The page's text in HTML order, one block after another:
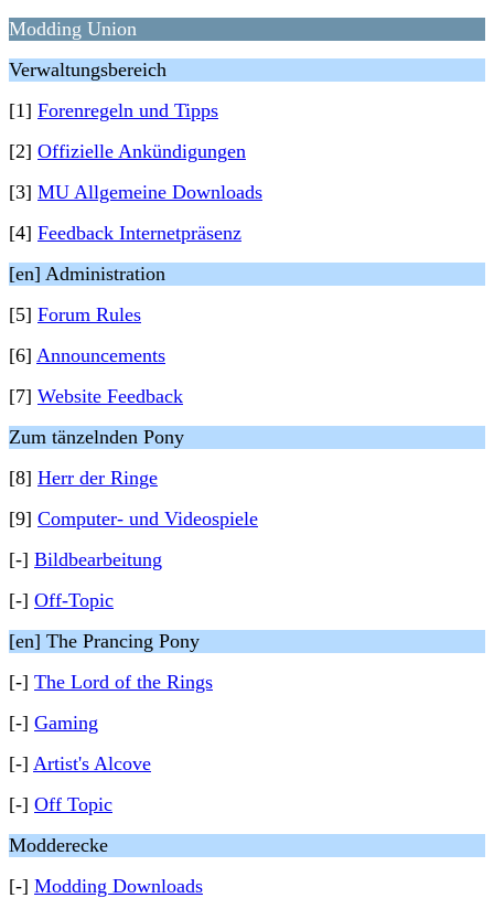
Modding Union
Verwaltungsbereich
[1] Forenregeln und Tipps
[2] Offizielle Ankündigungen
[3] MU Allgemeine Downloads
[4] Feedback Internetpräsenz
[en] Administration
[5] Forum Rules
[6] Announcements
[7] Website Feedback
Zum tänzelnden Pony
[8] Herr der Ringe
[9] Computer- und Videospiele
[-] Bildbearbeitung
[-] Off-Topic
[en] The Prancing Pony
[-] The Lord of the Rings
[-] Gaming
[-] Artist's Alcove
[-] Off Topic
Modderecke
[-] Modding Downloads